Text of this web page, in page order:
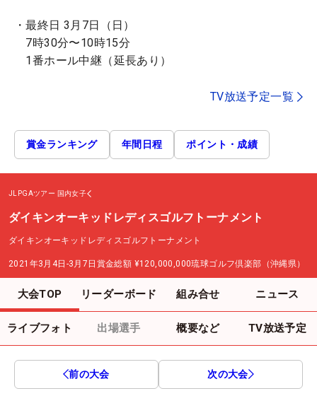
・最終日 3月7日（日）
7時30分〜10時15分
1番ホール中継（延長あり）
TV放送予定一覧
賞金ランキング 年間日程 ポイント・成績
JLPGAツアー 国内女子
ダイキンオーキッドレディスゴルフトーナメント
ダイキンオーキッドレディスゴルフトーナメント
2021年3月4日-3月7日 賞金総額 ¥120,000,000琉球ゴルフ倶楽部（沖縄県）
大会TOP リーダーボード 組み合せ ニュース
ライブフォト 出場選手 概要など TV放送予定
前の大会 次の大会